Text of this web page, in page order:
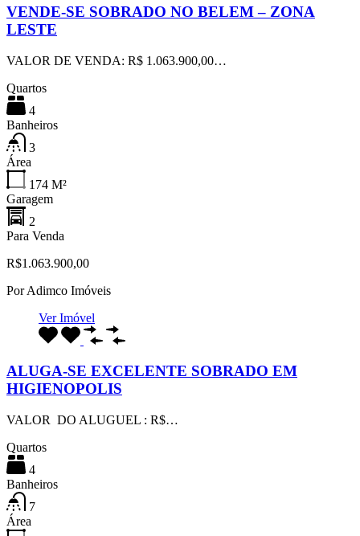
VENDE-SE SOBRADO NO BELEM – ZONA
LESTE
VALOR DE VENDA: R$ 1.063.900,00…
Quartos
4
Banheiros
3
Área
174 M²
Garagem
2
Para Venda
R$1.063.900,00
PorAdimco Imóveis
Ver Imóvel
ALUGA-SE EXCELENTE SOBRADO EM
HIGIENOPOLIS
VALOR DO ALUGUEL : R$…
Quartos
4
Banheiros
7
Área